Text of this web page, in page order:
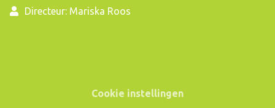
Directeur: Mariska Roos
Cookie instellingen